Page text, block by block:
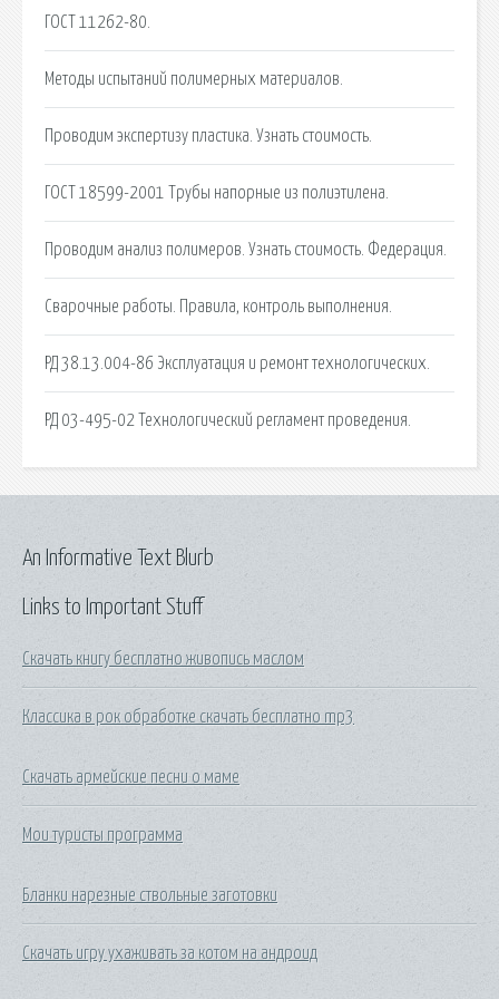
ГОСТ 11262-80.
Методы испытаний полимерных материалов.
Проводим экспертизу пластика. Узнать стоимость.
ГОСТ 18599-2001 Трубы напорные из полиэтилена.
Проводим анализ полимеров. Узнать стоимость. Федерация.
Сварочные работы. Правила, контроль выполнения.
РД 38.13.004-86 Эксплуатация и ремонт технологических.
РД 03-495-02 Технологический регламент проведения.
Links to Important Stuff
Скачать книгу бесплатно живопись маслом
Классика в рок обработке скачать бесплатно mp3
Скачать армейские песни о маме
Мои туристы программа
Бланки нарезные ствольные заготовки
Скачать игру ухаживать за котом на андроид
An Informative Text Blurb